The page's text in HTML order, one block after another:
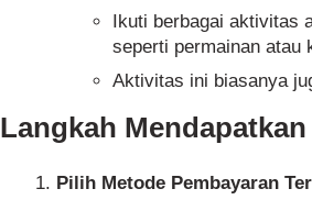
Ikuti berbagai aktivitas
seperti permainan atau
Aktivitas ini biasanya
Langkah
Pilih Metode Pembayaran